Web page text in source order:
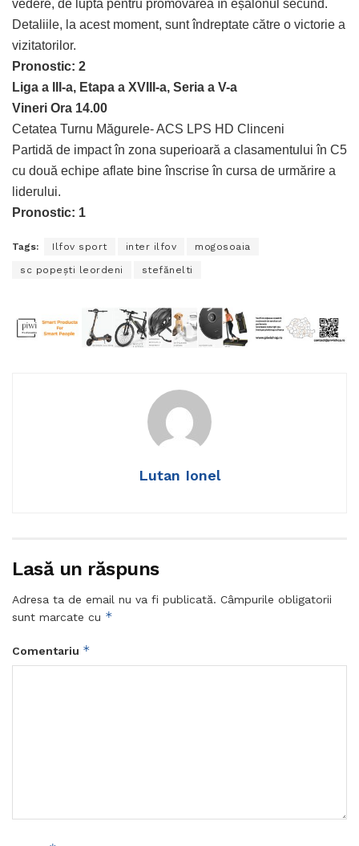
vedere, de lupta pentru promovarea în eșalonul secund.
Detaliile, la acest moment, sunt îndreptate către o victorie a
vizitatorilor.
Pronostic: 2
Liga a III-a, Etapa a XVIII-a, Seria a V-a
Vineri Ora 14.00
Cetatea Turnu Măgurele- ACS LPS HD Clinceni
Partidă de impact în zona superioară a clasamentului în C5
cu două echipe aflate bine înscrise în cursa de urmărire a
liderului.
Pronostic: 1
Tags: Ilfov sport inter ilfov mogosoaia
sc popeşti leordeni stefănelti
Lutan Ionel
Lasă un răspuns
Adresa ta de email nu va fi publicată. Câmpurile obligatorii
sunt marcate cu *
Comentariu *